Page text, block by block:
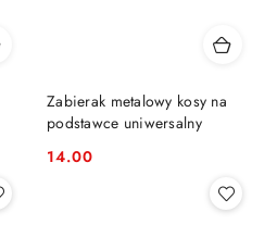
Zabierak metalowy kosy na
podstawce uniwersalny
Cena:
14.00